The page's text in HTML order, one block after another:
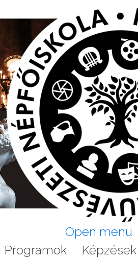
Open menu
Programok Képzések